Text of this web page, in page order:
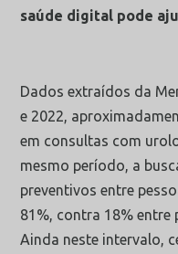
saúde digital pode
Dados extraídos da
e 2022,
em consultas com
mesmo período, a
preventivos entre
81%, contra 18% entre
Ainda neste intervalo,